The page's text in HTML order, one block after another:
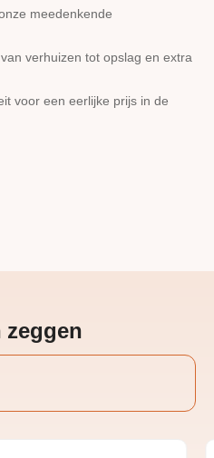
meedenkende
verhuizen tot opslag en extra
voor een eerlijke prijs in de
zeggen